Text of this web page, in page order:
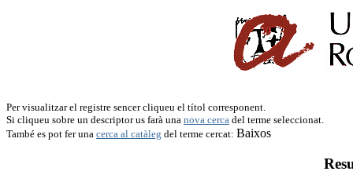
Per visualitzar el registre sencer cliqueu el títol corresponent.
Si cliqueu sobre un descriptor us farà una nova cerca del terme seleccionat.
També es pot fer una cerca al catàleg del terme cercat: Baixos